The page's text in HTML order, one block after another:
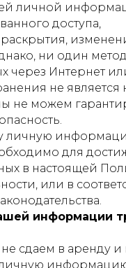
личной
доступа,
ни один метод
через Интернет
не является
не можем
личную
для
в настоящей
или в
информации
сдаем в аренду и